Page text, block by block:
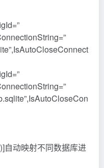
自动映射不同数据库进